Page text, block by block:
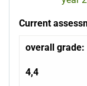
Current
overall grade:
4,4